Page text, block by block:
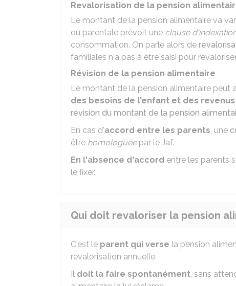
Revalorisation de la pension
Le montant de la pension alimentaire va
ou parentale prévoit une clause
consommation. On parle alors de
familiales n'a pas à être saisi pour
Révision de la pension alimentaire
Le montant de la pension alimentaire peut
des besoins de l'enfant et des
révision du montant de la pension
En cas d'accord entre les parents, une
être homologuéepar le Jaf.
En l'absence d'accord entre les parents
le fixer.
Qui doit revaloriser la pension
C'est le parent qui verse la pension
revalorisation annuelle.
Il doit la faire spontanément, sans